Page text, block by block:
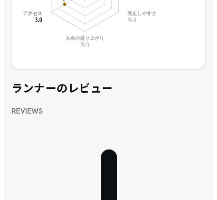
完走しやすさ
N/A
大会の盛り上がり
N/A
アクセス
3.0
ランナーのレビュー
REVIEWS